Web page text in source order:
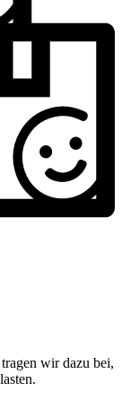
wir dazu bei,